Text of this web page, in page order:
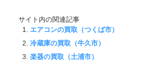
サイト内の関連記事
エアコンの買取（つくば市）
冷蔵庫の買取（牛久市）
楽器の買取（土浦市）